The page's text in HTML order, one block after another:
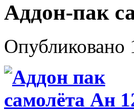
Аддон-пак
Опубликовано